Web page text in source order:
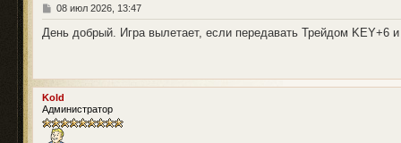
С
о
о
н
и
е
08 июл 2026, 13:47
День добрый. Игра вылетает, если передавать Трейдом KEY+6
Kold
Администратор